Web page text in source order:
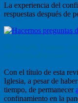
La experiencia del
respuestas después de
Con el título de esta
Iglesia, a pesar de
tiempo, de permanecer
confinamiento en la